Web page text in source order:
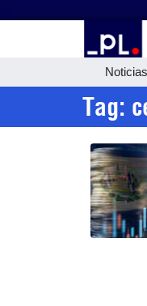
Noticias
Tag: